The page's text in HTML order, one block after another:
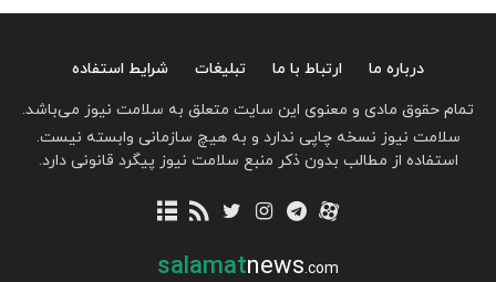
درباره ما ارتباط با ما تبلیغات
شرایط استفاده
تمام حقوق مادی و معنوی این سایت متعلق به سلامت نیوز می‌باشد.
سلامت نیوز نسخه چاپی ندارد و به هیچ سازمانی وابسته نیست.
استفاده از مطالب بدون ذکر منبع سلامت نیوز پیگرد قانونی دارد.
salamatnews.com